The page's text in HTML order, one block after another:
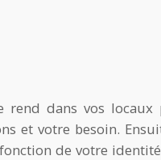
rend dans vos
et votre besoin.
de votre